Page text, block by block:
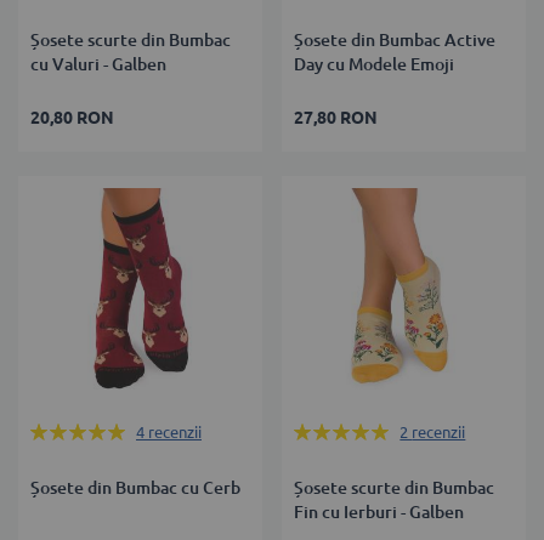
Șosete scurte din Bumbac
cu Valuri - Galben
20,80 RON
Șosete din Bumbac Active
Day cu Modele Emoji
27,80 RON
Rating:
4 recenzii
Șosete din Bumbac cu Cerb
Rating:
2 recenzii
Șosete scurte din Bumbac
Fin cu Ierburi - Galben